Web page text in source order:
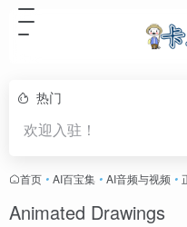
热门
欢迎入驻！
首页 • AI百宝集 • AI音频与视频 •
Animated Drawings